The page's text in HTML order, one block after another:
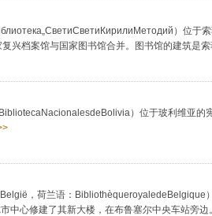
）位于
兴档案馆与国家图书馆合并。图书馆的建筑是
）位于玻利维亚的
，荷兰语：BibliothèqueroyaledeBelgique
中心修建了其新大楼，在布鲁塞尔中央车站旁边